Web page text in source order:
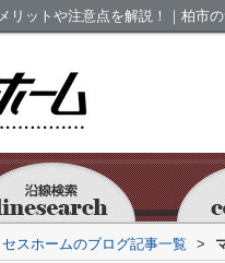
リットや注意点を解説！｜柏市
スホームのブログ記事一覧 >